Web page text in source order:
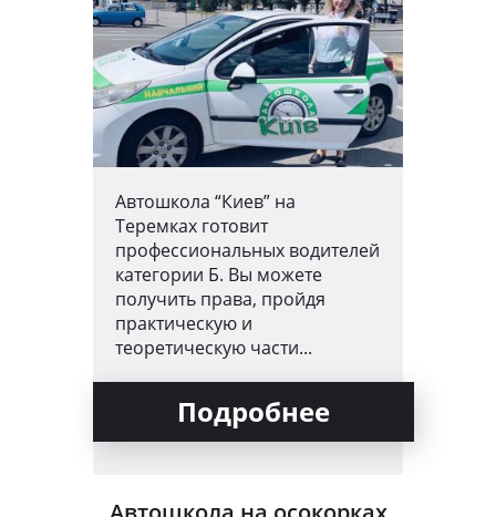
Автошкола “Киев” на
Теремках готовит
профессиональных водителей
категории Б. Вы можете
получить права, пройдя
практическую и
теоретическую части...
Подробнее